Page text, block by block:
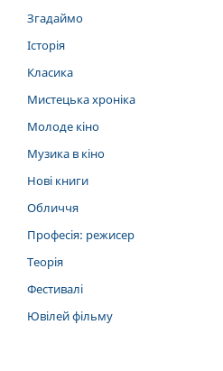
Згадаймо
Історія
Класика
Мистецька хроніка
Молоде кіно
Музика в кіно
Нові книги
Обличчя
Професія: режисер
Теорія
Фестивалі
Ювілей фільму